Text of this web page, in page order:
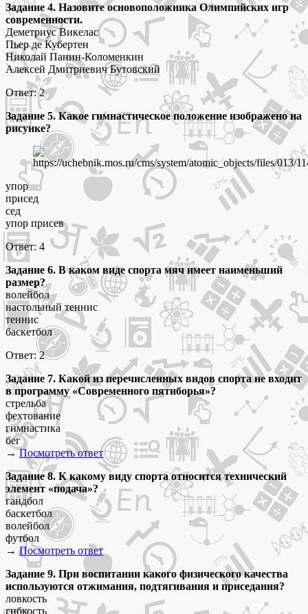
Задание 4. Назовите основоположника Олимпийских игр
современности.
Деметриус Викелас
Пьер де Кубертен
Николай Панин-Коломенкин
Алексей Дмитриевич Бутовский
Ответ: 2
Задание 5. Какое гимнастическое положение изображено на
рисунке?
упор
присед
сед
упор присев
Ответ: 4
Задание 6. В каком виде спорта мяч имеет наименьший
размер?
волейбол
настольный теннис
теннис
баскетбол
Ответ: 2
Задание 7. Какой из перечисленных видов спорта не входит
в программу «Современного пятиборья»?
стрельба
фехтование
гимнастика
бег
→Посмотреть ответ
Задание 8. К какому виду спорта относится технический
элемент «подача»?
гандбол
баскетбол
волейбол
футбол
→Посмотреть ответ
Задание 9. При воспитании какого физического качества
используются отжимания, подтягивания и приседания?
ловкость
гибкость